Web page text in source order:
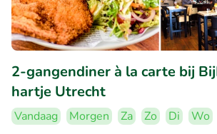
2-gangendiner à la carte bij
hartje Utrecht
Vandaag Morgen Za Zo Di
Wo